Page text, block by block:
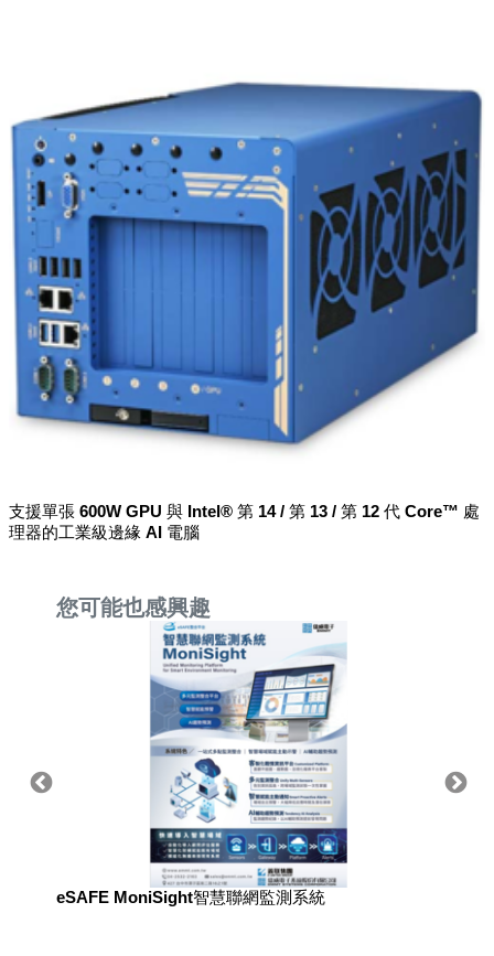
支援單張 600W GPU 與 Intel® 第 14 / 第 13 / 第 12 代 Core™ 處
理器的工業級邊緣 AI 電腦
您可能也感興趣
eSAFE MoniSight智慧聯網監測系統